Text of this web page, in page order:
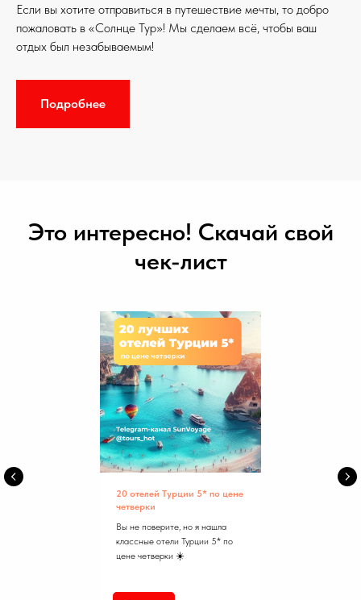
Если вы хотите отправиться в путешествие мечты, то добро
пожаловать в «Солнце Тур»! Мы сделаем всё, чтобы ваш
отдых был незабываемым!
Подробнее
Это интересно! Скачай свой
чек-лист
20 отелей Турции 5* по цене
четверки
Вы не поверите, но я нашла
классные отели Турции 5* по
цене четверки ☀️